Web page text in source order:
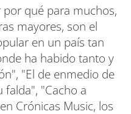
qué para muchos,
mayores, son el
en un país tan
ha habido tanto y
"El de enmedio de
falda", "Cacho a
Crónicas Music, los